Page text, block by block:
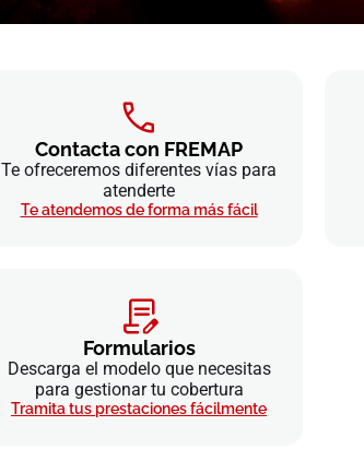
Contacta con FREMAP
Te ofreceremos diferentes vías para
atenderte
Te atendemos de forma más fácil
Formularios
Descarga el modelo que necesitas
para gestionar tu cobertura
Tramita tus prestaciones fácilmente